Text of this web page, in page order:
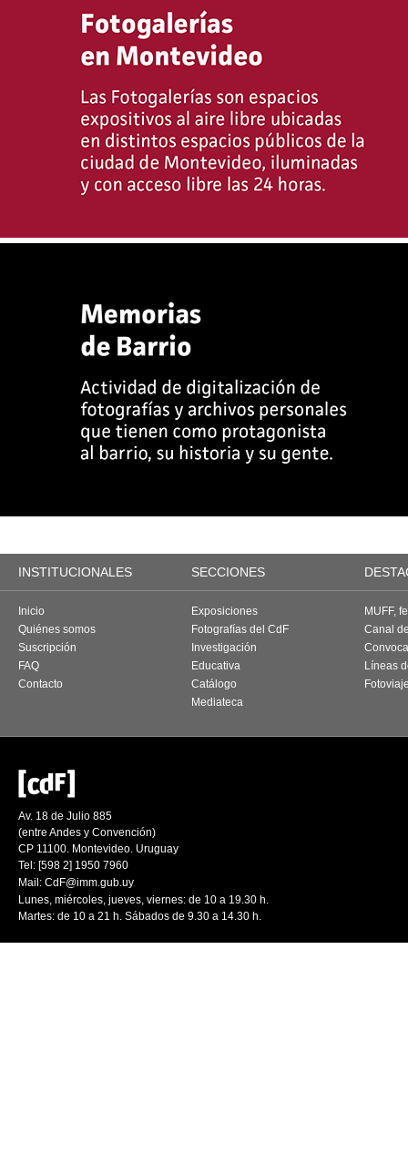
INSTITUCIONALES SECCIONES
Inicio
Quiénes somos
Suscripción
FAQ
Contacto
Exposiciones
Fotografías del CdF
Investigación
Educativa
Catálogo
Mediateca
MUFF,
Canal
Líneas
Av. 18 de Julio 885
(entre Andes y Convención)
CP 11100. Montevideo. Uruguay
Tel: [598 2] 1950 7960
Mail: CdF@imm.gub.uy
Lunes, miércoles, jueves, viernes: de 10 a 19.30 h.
Martes: de 10 a 21 h. Sábados de 9.30 a 14.30 h.